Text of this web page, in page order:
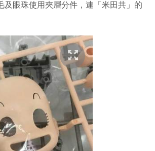
眼珠使用夾層分件，連「米田共」的